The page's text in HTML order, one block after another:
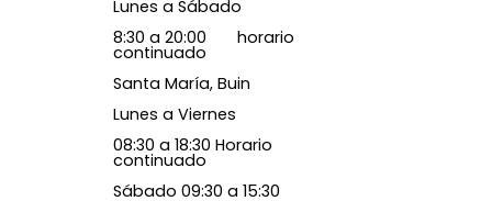
Lunes a Sábado
8:30 a 20:00 horario
continuado
Santa María, Buin
Lunes a Viernes
08:30 a 18:30 Horario
continuado
Sábado 09:30 a 15:30